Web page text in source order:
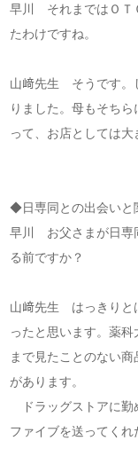
早川 それまではＯＴ
たわけですね。
山﨑先生 そうです。
りました。母もそち
って、お店としては大
◆日専同との出会いと
早川 お父さまが日専
る前ですか？
山﨑先生 はっきりと
ったと思います。薬
まで見たことのない
があります。
ドラッグストアに勤
ファイブを送ってくれ